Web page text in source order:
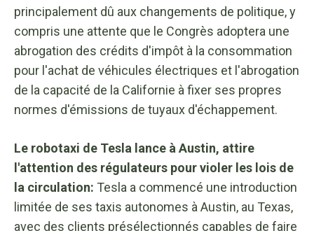
principalement dû aux changements de politique, y
compris une attente que le Congrès adoptera une
abrogation des crédits d'impôt à la consommation
pour l'achat de véhicules électriques et l'abrogation
de la capacité de la Californie à fixer ses propres
normes d'émissions de tuyaux d'échappement.
Le robotaxi de Tesla lance à Austin, attire
l'attention des régulateurs pour violer les lois de
la circulation: Tesla a commencé une introduction
limitée de ses taxis autonomes à Austin, au Texas,
avec des clients présélectionnés capables de faire